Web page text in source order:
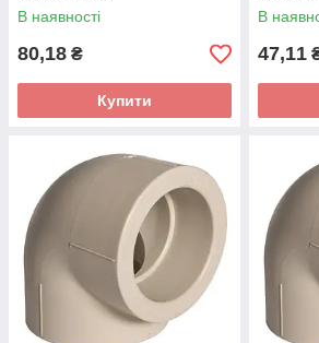
В наявності
80,18 ₴
Купити
В
47,11